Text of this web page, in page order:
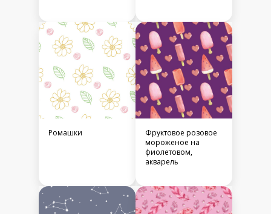
Ромашки
Фруктовое розовое
мороженое на
фиолетовом,
акварель